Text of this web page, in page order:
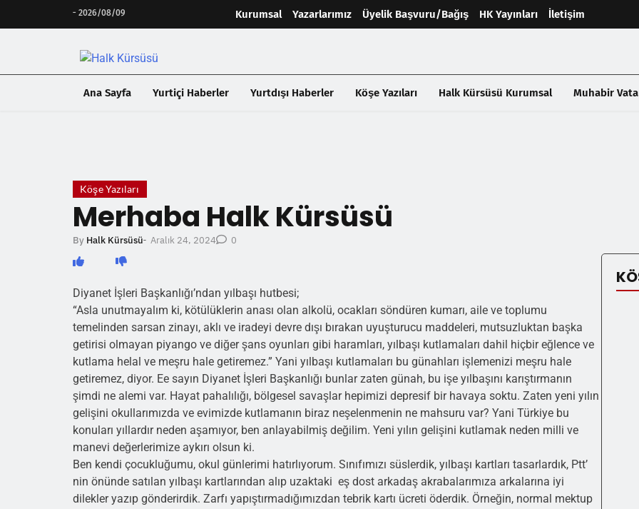
- 2026/08/09 Kurumsal Yazarlarımız Üyelik Başvuru/Bağış HK Yayınları İletişim
Ana Sayfa Yurtiçi Haberler Yurtdışı Haberler Köşe Yazıları Halk Kürsüsü Kurumsal Muhabir
Köşe Yazıları
Merhaba Halk Kürsüsü
By Halk Kürsüsü- Aralık 24, 2024 0
Diyanet İşleri Başkanlığı’ndan yılbaşı hutbesi;
“Asla unutmayalım ki, kötülüklerin anası olan alkolü, ocakları söndüren kumarı, aile ve toplumu
temelinden sarsan zinayı, aklı ve iradeyi devre dışı bırakan uyuşturucu maddeleri, mutsuzluktan başka
getirisi olmayan piyango ve diğer şans oyunları gibi haramları, yılbaşı kutlamaları dahil hiçbir eğlence ve
kutlama helal ve meşru hale getiremez.” Yani yılbaşı kutlamaları bu günahları işlemenizi meşru hale
getiremez, diyor. Ee sayın Diyanet İşleri Başkanlığı bunlar zaten günah, bu işe yılbaşını karıştırmanın
şimdi ne alemi var. Hayat pahalılığı, bölgesel savaşlar hepimizi depresif bir havaya soktu. Zaten yeni yılın
gelişini okullarımızda ve evimizde kutlamanın biraz neşelenmenin ne mahsuru var? Yani Türkiye bu
konuları yıllardır neden aşamıyor, ben anlayabilmiş değilim. Yeni yılın gelişini kutlamak neden milli ve
manevi değerlerimize aykırı olsun ki.
Ben kendi çocukluğumu, okul günlerimi hatırlıyorum. Sınıfımızı süslerdik, yılbaşı kartları tasarlardık, Ptt’
nin önünde satılan yılbaşı kartlarından alıp uzaktaki eş dost arkadaş akrabalarımıza arkalarına iyi
dilekler yazıp gönderirdik. Zarfı yapıştırmadığımızdan tebrik kartı ücreti öderdik. Örneğin, normal mektup